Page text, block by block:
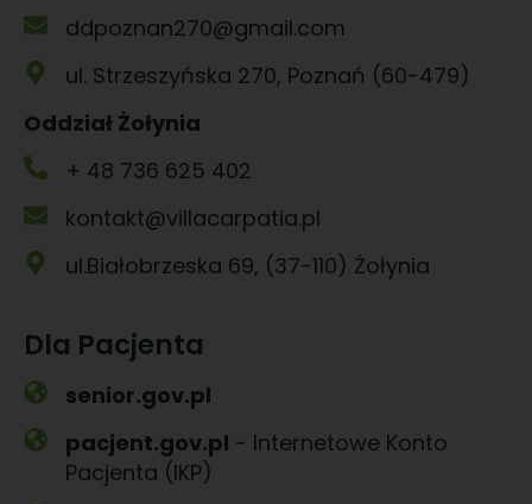
ddpoznan270@gmail.com
ul. Strzeszyńska 270, Poznań (60-479)
Oddział Żołynia
+ 48 736 625 402
kontakt@villacarpatia.pl
ul.Białobrzeska 69, (37-110) Żołynia
Dla Pacjenta
senior.gov.pl
pacjent.gov.pl - Internetowe Konto
Pacjenta (IKP)